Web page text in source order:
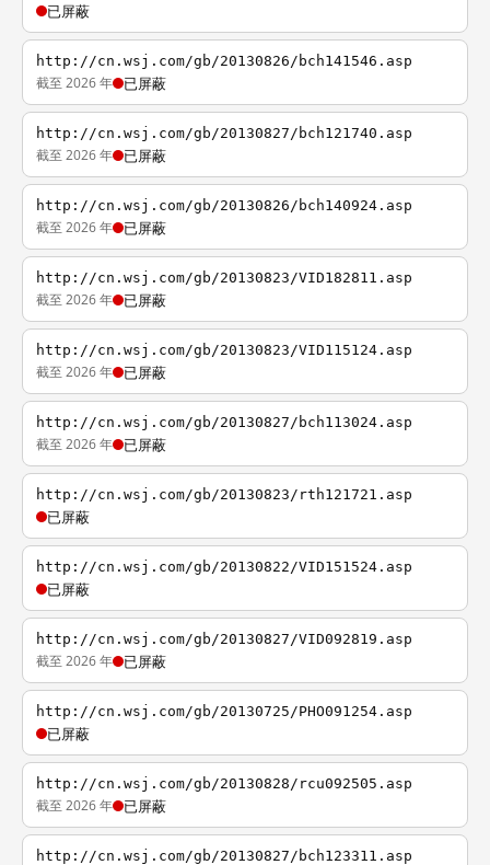
已屏蔽
http://cn.wsj.com/gb/20130826/bch141546.asp
截至 2026 年 已屏蔽
http://cn.wsj.com/gb/20130827/bch121740.asp
截至 2026 年 已屏蔽
http://cn.wsj.com/gb/20130826/bch140924.asp
截至 2026 年 已屏蔽
http://cn.wsj.com/gb/20130823/VID182811.asp
截至 2026 年 已屏蔽
http://cn.wsj.com/gb/20130823/VID115124.asp
截至 2026 年 已屏蔽
http://cn.wsj.com/gb/20130827/bch113024.asp
截至 2026 年 已屏蔽
http://cn.wsj.com/gb/20130823/rth121721.asp
已屏蔽
http://cn.wsj.com/gb/20130822/VID151524.asp
已屏蔽
http://cn.wsj.com/gb/20130827/VID092819.asp
截至 2026 年 已屏蔽
http://cn.wsj.com/gb/20130725/PHO091254.asp
已屏蔽
http://cn.wsj.com/gb/20130828/rcu092505.asp
截至 2026 年 已屏蔽
http://cn.wsj.com/gb/20130827/bch123311.asp